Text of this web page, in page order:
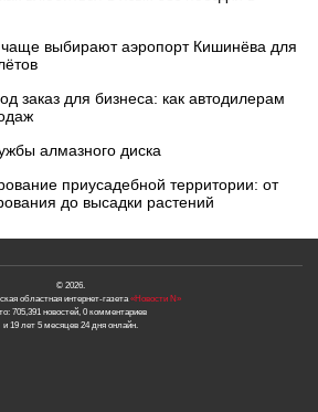
выбирают аэропорт Кишинёва для
заказ для бизнеса: как автодилерам
алмазного диска
приусадебной территории: от
до высадки растений
© 2026.
областная интернет-газета «Новости N»
705,391 новостей, 0 комментариев
и 19 лет 5 месяцев 24 дня онлайн.